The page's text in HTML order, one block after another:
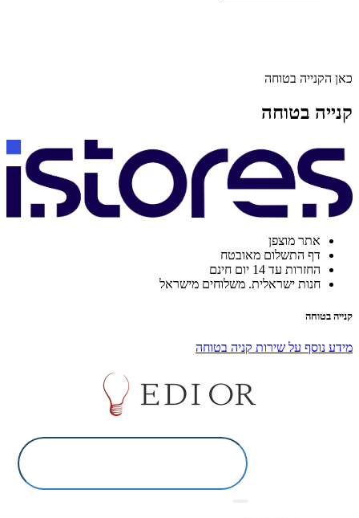
כאן הקנייה בטוחה
קנייה בטוחה
אתר מוצפן
דף התשלום מאובטח
החזרות עד 14 יום חינם
חנות ישראלית. משלוחים מישראל
קנייה בטוחה
מידע נוסף על שירות קניה בטוחה